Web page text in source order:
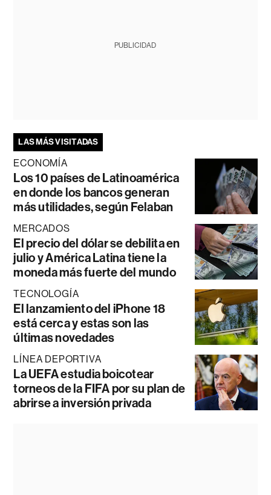
PUBLICIDAD
LAS MÁS VISITADAS
ECONOMÍA
Los 10 países de Latinoamérica
en donde los bancos generan
más utilidades, según Felaban
MERCADOS
El precio del dólar se debilita en
julio y América Latina tiene la
moneda más fuerte del mundo
TECNOLOGÍA
El lanzamiento del iPhone 18
está cerca y estas son las
últimas novedades
LÍNEA DEPORTIVA
La UEFA estudia boicotear
torneos de la FIFA por su plan de
abrirse a inversión privada